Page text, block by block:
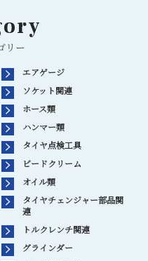
リー
エアゲージ
ソケット関連
ホース類
ハンマー類
タイヤ点検工具
ビードクリーム
オイル類
タイヤチェンジャー部品関
連
トルクレンチ関連
グラインダー